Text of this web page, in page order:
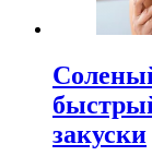
закуски